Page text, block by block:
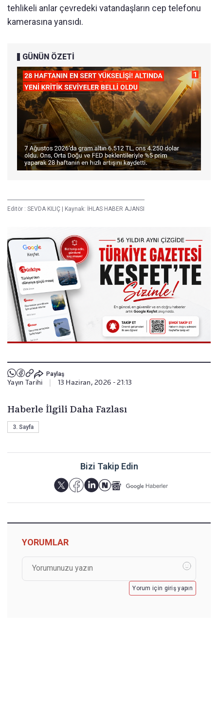
tehlikeli anlar çevredeki vatandaşların cep telefonu
kamerasına yansıdı.
GÜNÜN ÖZETİ
Editör : SEVDA KILIÇ | Kaynak: İHLAS HABER AJANSI
Paylaş
Yayın Tarihi 13 Haziran, 2026 - 21:13
Haberle İlgili Daha Fazlası
3. Sayfa
Bizi Takip Edin
YORUMLAR
Yorum için giriş yapın